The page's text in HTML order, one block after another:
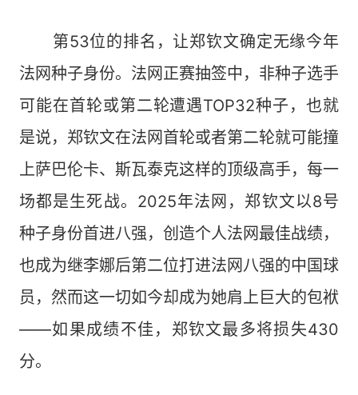
第53位的排名，让郑钦文确定无缘今年
法网种子身份。法网正赛抽签中，非种子选手
可能在首轮或第二轮遭遇TOP32种子，也就
是说，郑钦文在法网首轮或者第二轮就可能撞
上萨巴伦卡、斯瓦泰克这样的顶级高手，每一
场都是生死战。2025年法网，郑钦文以8号
种子身份首进八强，创造个人法网最佳战绩，
也成为继李娜后第二位打进法网八强的中国球
员，然而这一切如今却成为她肩上巨大的包袱
——如果成绩不佳，郑钦文最多将损失430
分。